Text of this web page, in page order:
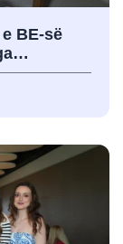
BE-së